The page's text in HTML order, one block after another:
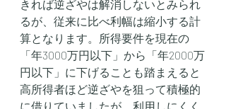
きれば逆ざやは解消しないとみられ
るが、従来に比べ利幅は縮小する計
算となります。所得要件を現在の
「年3000万円以下」から「年2000万
円以下」に下げることも踏まえると
高所得者ほど逆ざやを狙って積極的
に借りていましたが、利用しにくく